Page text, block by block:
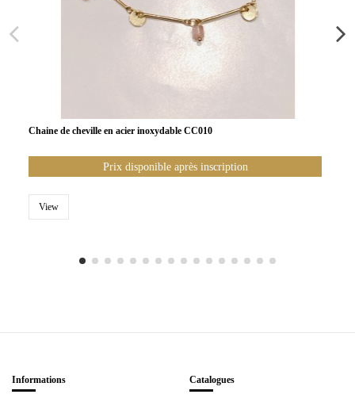
Chaine de cheville en acier inoxydable CC010
Prix disponible après inscription
View
Informations Catalogues